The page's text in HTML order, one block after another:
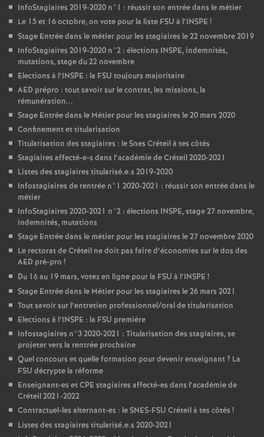
InfoStagiaires 2019-2020 n°1 : réussir son entrée dans le métier
Le 15 et 16 octobre, on vote pour la liste FSU à l’INSPE !
Stage Entrée dans le métier pour les stagiaires le 22 novembre 2019
InfoStagiaires 2019-2020 n°2 : élections INSPE, indemnités,
mutations, stage du 22 novembre
Elections à l’INSPE : la FSU toujours majoritaire
AED prépro : tout savoir sur le contrat, les missions, la
rémunération...
Stage Entrée dans le Métier pour les stagiaires le 20 mars 2020
Confinement et titularisation
Titularisation des stagiaires : le Snes Créteil à tes côtés
Stagiaires affecté-e-s dans l’académie de Créteil 2020-2021
Listes des stagiaires titularisé.e.s 2019-2020
Infostagiaires de rentrée n°1 2020-2021 : réussir son entrée dans le
métier
InfoStagiaires 2020-2021 n°2 : élections INSPE, stage 27 novembre,
indemnités, mutations
Stage Entrée dans le métier pour les stagiaires le 27 novembre 2020
Le rectorat de Créteil ne doit pas faire d’économies sur le dos des
AED pré-pro !
Du 16 au 19 mars, votez en ligne pour la FSU à l’INSPE !
Stage Entrée dans le Métier pour les stagiaires le 26 mars 2021
Tout savoir sur l’entretien professionnel/oral de titularisation
Elections à l’INSPE : la FSU première
Infostagiaires n°3 2020-2021 : Titularisation des stagiaires, se
projeter vers la rentrée prochaine
Quel concours et quelle formation pour devenir enseignant? La
FSU décrypte la réforme
Enseignant-es etCPE stagiaires affecté-es dans l’académie de
Créteil 2021-2022
Contractuel-les alternant-es : leSNES-FSU Créteil à tes côtés !
Listes des stagiaires titularisé.e.s 2020-2021